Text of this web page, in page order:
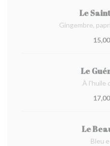
Le
Gingembre,
Le
À l'huile
Le
Bleu